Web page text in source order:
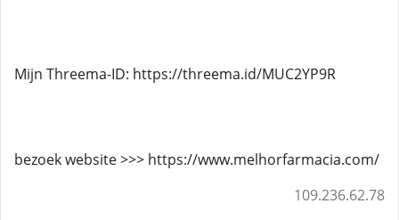
Mijn Threema-ID: https://threema.id/MUC2YP9R
bezoek website >>> https://www.melhorfarmacia.com/
109.236.62.78